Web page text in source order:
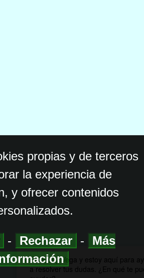
propias y de terceros
la experiencia de
y ofrecer contenidos
- Rechazar -
Más